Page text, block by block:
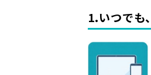
1.いつでも